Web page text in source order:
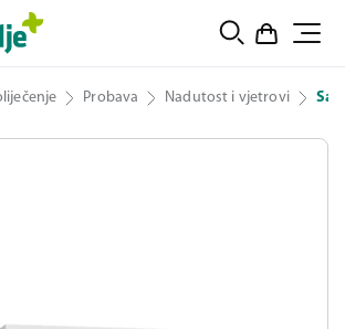
Probava Nadutost i vjetrovi